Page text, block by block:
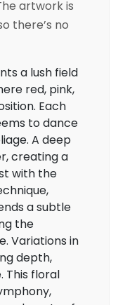
artwork is
there’s no
a lush field
red, pink,
Each
to dance
A deep
creating a
with the
a subtle
the
Variations in
depth,
This floral